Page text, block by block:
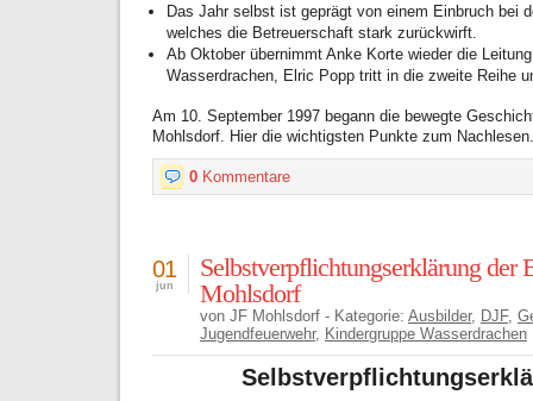
Das Jahr selbst ist geprägt von einem Einbruch bei
welches die Betreuerschaft stark zurückwirft.
Ab Oktober übernimmt Anke Korte wieder die
Wasserdrachen, Elric Popp tritt in die zweite Reihe
Am 10. September 1997 begann die bewegte
Mohlsdorf. Hier die wichtigsten Punkte zum Nachlesen.
0 Kommentare
Selbstverpflichtungserklärung der
Mohlsdorf
01
jun
von JF Mohlsdorf - Kategorie: Ausbilder, DJF,
Jugendfeuerwehr, Kindergruppe Wasserdrachen